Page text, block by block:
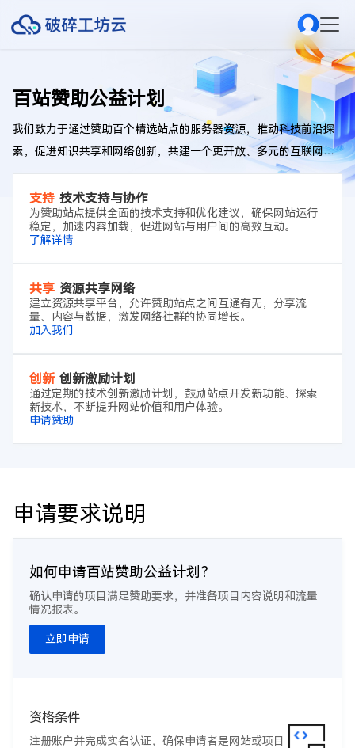
百站赞助公益计划
我们致力于通过赞助百个精选站点的服务器资源，推动科技前沿探
索，促进知识共享和网络创新，共建一个更开放、多元的互联网生
态。
支持 技术支持与协作
为赞助站点提供全面的技术支持和优化建议，确保网站运行
稳定，加速内容加载，促进网站与用户间的高效互动。
了解详情
共享 资源共享网络
建立资源共享平台，允许赞助站点之间互通有无，分享流
量、内容与数据，激发网络社群的协同增长。
加入我们
创新 创新激励计划
通过定期的技术创新激励计划，鼓励站点开发新功能、探索
新技术，不断提升网站价值和用户体验。
申请赞助
申请要求说明
如何申请百站赞助公益计划？
确认申请的项目满足赞助要求，并准备项目内容说明和流量
情况报表。
立即申请
资格条件
注册账户并完成实名认证，确保申请者是网站或项目